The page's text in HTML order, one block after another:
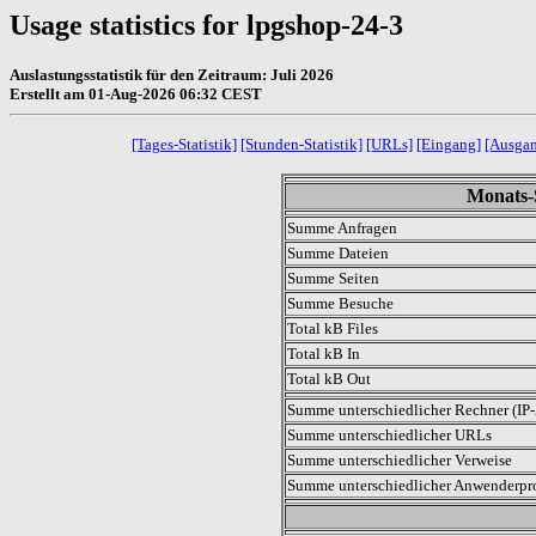
Usage statistics for lpgshop-24-3
Auslastungsstatistik für den Zeitraum: Juli 2026
Erstellt am 01-Aug-2026 06:32 CEST
[Tages-Statistik] [Stunden-Statistik] [URLs] [Eingang]
Summe Anfragen
Summe Dateien
Summe Seiten
Summe Besuche
Total kB Files
Total kB In
Total kB Out
Summe unterschiedlicher Rechner
Summe unterschiedlicher URLs
Summe unterschiedlicher Verweise
Summe unterschiedlicher